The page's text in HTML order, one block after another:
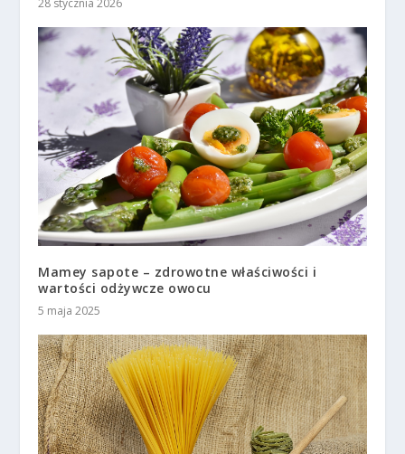
28 stycznia 2026
Mamey sapote – zdrowotne właściwości i
wartości odżywcze owocu
5 maja 2025